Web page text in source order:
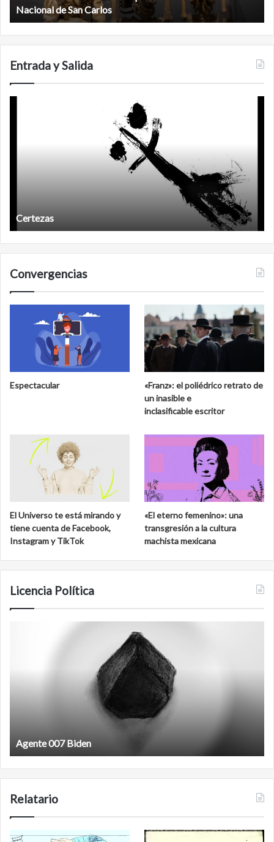
biosfera
de
Calakmul
Entrada y Salida
Años después
Convergencias
Espectacular
«Franz»: el poliédrico retrato de
un inasible e
inclasificable escritor
El Universo te está mirando y
tiene cuenta de Facebook,
Instagram y TikTok
«El eterno femenino»: una
transgresión a la cultura
machista mexicana
Licencia Política
Film antineoliberal
Relatario